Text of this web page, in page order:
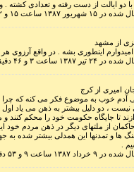
دو ایالت از دست رفته و تعدادی کشته .
۱۵ شهريور ۱۳۸۷ ساعت ۱۵ و ۲۲ دقیقه
از مشهد
اینطوری بشه . در واقع آرزوی
در ۲۴ تير ۱۳۸۷ ساعت ۳ و ۴۶ دقیقه
امیری از کرج
آدم خوب به موضوع فکر می کنه که چرا
نیست ، دو دلیل بیشتر به ذهن می یاد اول
تا جایگاه حکومت خود را محکم کنند و
از ملتهای دیگر در ذهن مردم خود
ها و تمدنها این همدلی بیشتر شده
.
۹ خرداد ۱۳۸۷ ساعت ۹ و ۵۳ دقیقه